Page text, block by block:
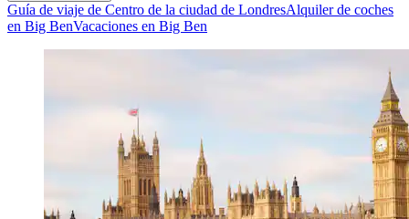
Guía de viaje de Centro de la ciudad de LondresAlquiler de coches
en Big BenVacaciones en Big Ben